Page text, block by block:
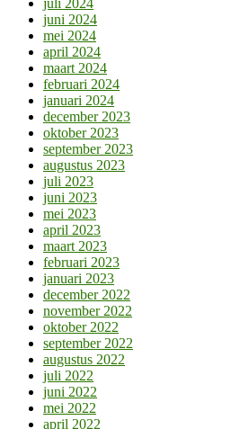
juli 2024
juni 2024
mei 2024
april 2024
maart 2024
februari 2024
januari 2024
december 2023
oktober 2023
september 2023
augustus 2023
juli 2023
juni 2023
mei 2023
april 2023
maart 2023
februari 2023
januari 2023
december 2022
november 2022
oktober 2022
september 2022
augustus 2022
juli 2022
juni 2022
mei 2022
april 2022